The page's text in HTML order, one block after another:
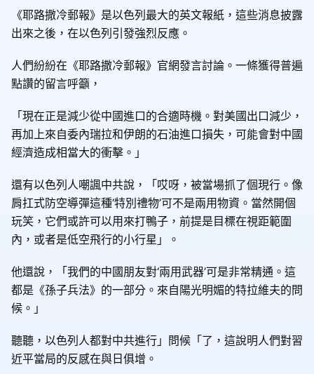
《耶路撒冷郵報》是以色列最大的英文報紙，這些消息披露
出來之後，在以色列引發強烈反應。
人們紛紛在《耶路撒冷郵報》官網發言討論。一條獲得普遍
點讚的留言呼籲，
「現在正是減少從中國進口的合適時機。對美國出口減少，
再加上來自委內瑞拉和伊朗的石油進口損失，可能會對中國
經濟造成相當大的衝擊。」
還有以色列人嘲諷中共說，「哎呀，被當場抓了個現行。像
肩扛式防空導彈這種‘特別禮物’可不是兩用物資。當然開個
玩笑，它們或許可以用來打鴨子，前提是目標在視距範圍
內，或者是低空飛行的小行星」。
他還說，「我們的中國朋友對‘兩用武器’可是非常精通。這
都是《孫子兵法》的一部分。來自陽光明媚的特拉維夫的問
候。」
聽聽，以色列人都對中共進行」問候「了，這說明人們對習
近平當局的反感在與日俱增。